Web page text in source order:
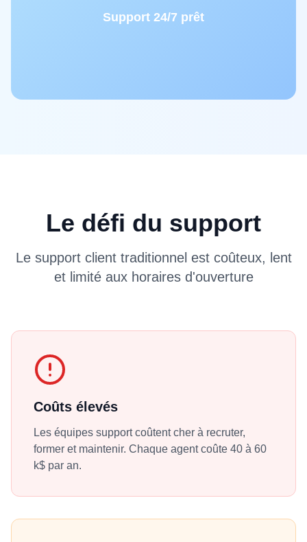
Support 24/7 prêt
Le défi du support
Le support client traditionnel est coûteux, lent
et limité aux horaires d'ouverture
Coûts élevés
Les équipes support coûtent cher à recruter,
former et maintenir. Chaque agent coûte 40 à 60
k$ par an.